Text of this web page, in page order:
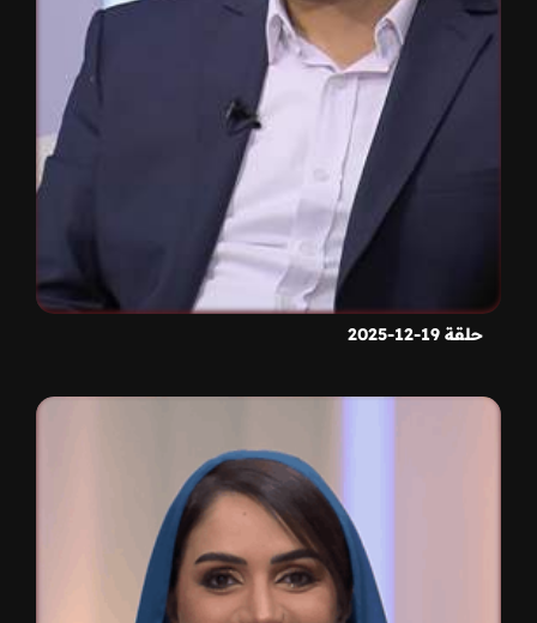
حلقة 19-12-2025